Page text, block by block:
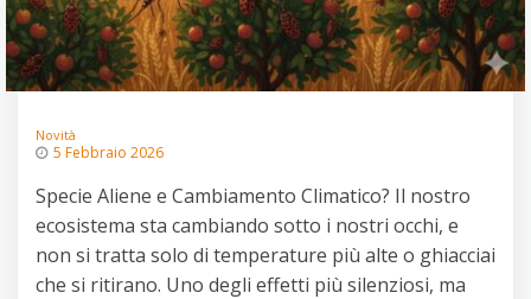
Novità
5 Febbraio 2026
Specie Aliene e Cambiamento Climatico? Il nostro
ecosistema sta cambiando sotto i nostri occhi, e
non si tratta solo di temperature più alte o ghiacciai
che si ritirano. Uno degli effetti più silenziosi, ma